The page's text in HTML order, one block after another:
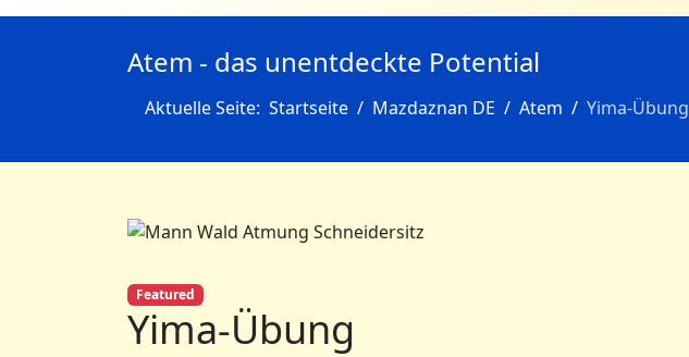
Atem - das unentdeckte Potential
Aktuelle Seite: Startseite Mazdaznan DE Atem Yima-Übung
Featured
Yima-Übung